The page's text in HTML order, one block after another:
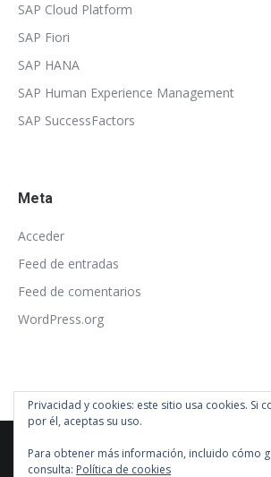
SAP Cloud Platform
SAP Fiori
SAP HANA
SAP Human Experience Management
SAP SuccessFactors
Meta
Acceder
Feed de entradas
Feed de comentarios
WordPress.org
Privacidad y cookies: este sitio usa cookies. Si
por él, aceptas su uso.
Para obtener más información, incluido cómo
consulta: Política de cookies